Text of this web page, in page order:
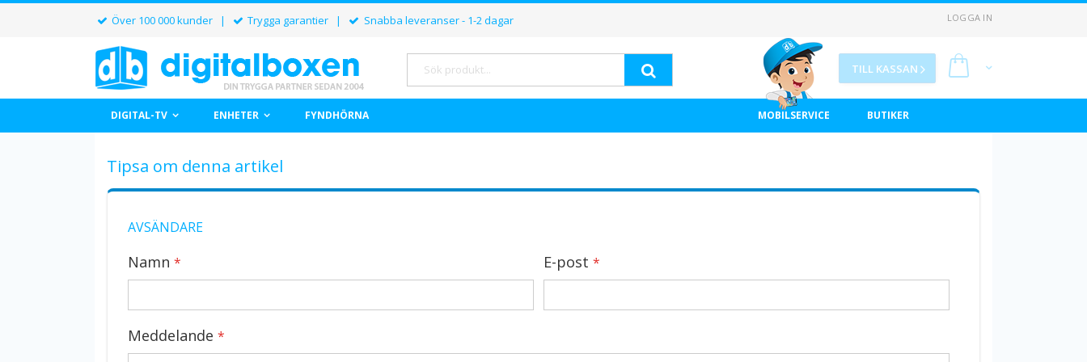
Över 100 000 kunder | Trygga garantier | Snabba leveranser - 1-2 dagarHoppa
innehållet
LOGGA IN
Min kundvagn
TILL KASSAN
DIGITAL-TV ENHETER FYNDHÖRNA MOBILSERVICE BUTIKER
Tipsa om denna artikel
AVSÄNDARE
Namn E-post
Meddelande